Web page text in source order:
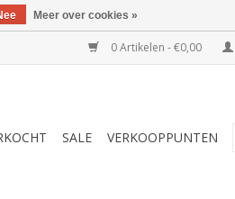
0 Artikelen - €0,00
SALE VERKOOPPUNTEN
Meer over cookies »